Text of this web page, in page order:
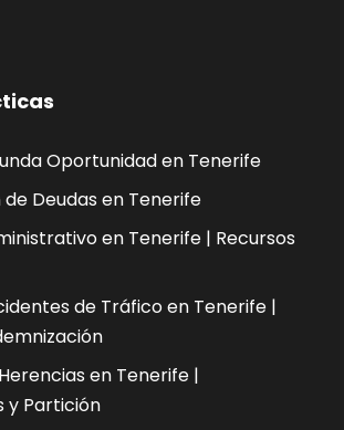
Oportunidad en Tenerife
Deudas en Tenerife
en Tenerife | Recursos
de Tráfico en Tenerife |
en Tenerife |
y Partición